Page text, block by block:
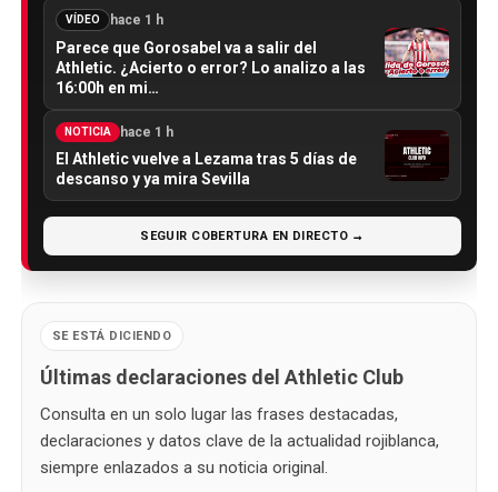
VÍDEO hace 1 h
Parece que Gorosabel va a salir del
Athletic. ¿Acierto o error? Lo analizo a las
16:00h en mi…
NOTICIA hace 1 h
El Athletic vuelve a Lezama tras 5 días de
descanso y ya mira Sevilla
SEGUIR COBERTURA EN DIRECTO →
SE ESTÁ DICIENDO
Últimas declaraciones del Athletic Club
Consulta en un solo lugar las frases destacadas,
declaraciones y datos clave de la actualidad rojiblanca,
siempre enlazados a su noticia original.